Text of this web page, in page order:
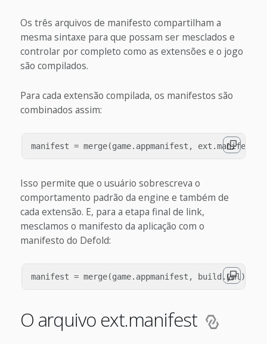
Os três arquivos de manifesto compartilham a
mesma sintaxe para que possam ser mesclados e
controlar por completo como as extensões e o jogo
são compilados.
Para cada extensão compilada, os manifestos são
combinados assim:
Isso permite que o usuário sobrescreva o
comportamento padrão da engine e também de
cada extensão. E, para a etapa final de link,
mesclamos o manifesto da aplicação com o
manifesto do Defold:
O arquivo ext.manifest